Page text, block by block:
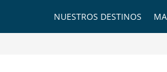
NUESTROS DESTINOS